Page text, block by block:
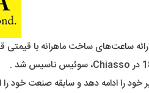
ساعت‌های ساخت ماهرانه با
خود را ادامه دهد و سابقه صنعت خود را